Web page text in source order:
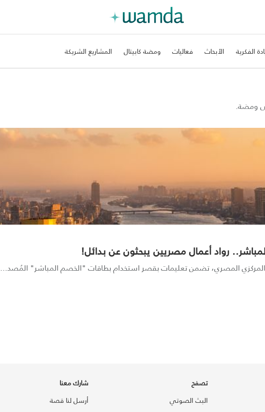
الفكرية الأبحاث فعاليات ومضة كابيتال المشاريع الشريكة
ومضة.
رواد أعمال مصريين يبحثون عن بدائل!
المركزي المصري، تضمن تعليمات بقصر استخدام بطاقات "الخصم المباشر" المُصد...
تصفح
البث الصوتي
شارك معنا
أرسل لنا قصة